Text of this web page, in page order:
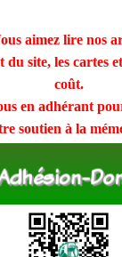
aimez lire nos
du site, les cartes
coût.
en adhérant
soutien à la